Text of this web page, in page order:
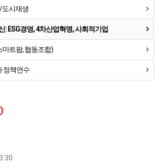
시재생
ESG경영, 4차산업혁명, 사회적기업
트팜, 협동조합)
정책연수